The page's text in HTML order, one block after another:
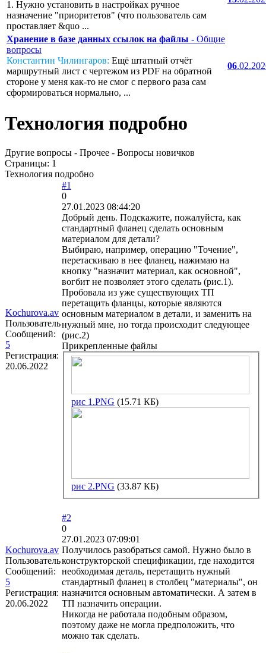
1. Нужно установить в настройках ручное
назначение "приоритетов" (что пользователь сам
проставляет &quo ...
Хранение в базе данных ссылок на файлы - Общие
вопросы
Константин Чилингаров: Ещё штатный отчёт
маршрутный лист с чертежом из PDF на обратной
стороне у меня как-то не смог с первого раза сам
сформироваться нормально, ...
06
Технология подробно
Другие вопросы - Прочее - Вопросы новичков
Страницы: 1
Технология подробно
Kochurova.av
Пользователь
Сообщений:
5
Регистрация:
20.06.2022
#1
0
27.01.2023 08:44:20
Добрый день. Подскажите, пожалуйста, как
стандартный фланец сделать основным
материалом для детали?
Выбираю, например, операцию "Точение",
перетаскиваю в нее фланец, нажимаю на
кнопку "назначит материал, как основной",
вогбит не позволяет этого сделать (рис.1).
Пробовала из уже существующих ТП
перетащить фланцы, которые являются
основным материалом в детали, и заменить на
нужный мне, но тогда происходит следующее
(рис.2)
Прикрепленные файлы
рис 1.PNG (15.71 КБ)
рис 2.PNG (33.87 КБ)
Kochurova.av
Пользователь
Сообщений:
5
Регистрация:
20.06.2022
#2
0
27.01.2023 07:09:01
Получилось разобраться самой. Нужно было в
конструкторской спецификации, где находится
необходимая деталь, перетащить нужный
стандартный фланец в столбец "материалы", он
назначится основным автоматически. А затем в
ТП назначить операции.
Никогда не работала подобным образом,
поэтому даже не могла предположить, что
можно так сделать.